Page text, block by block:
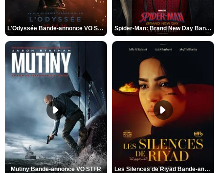
L'Odyssée Bande-annonce VO STFR Spider-Man: Brand New Day Bande-annonce VO STFR
Mutiny Bande-annonce VO STFR Les Silences de Riyad Bande-annonce VO STFR